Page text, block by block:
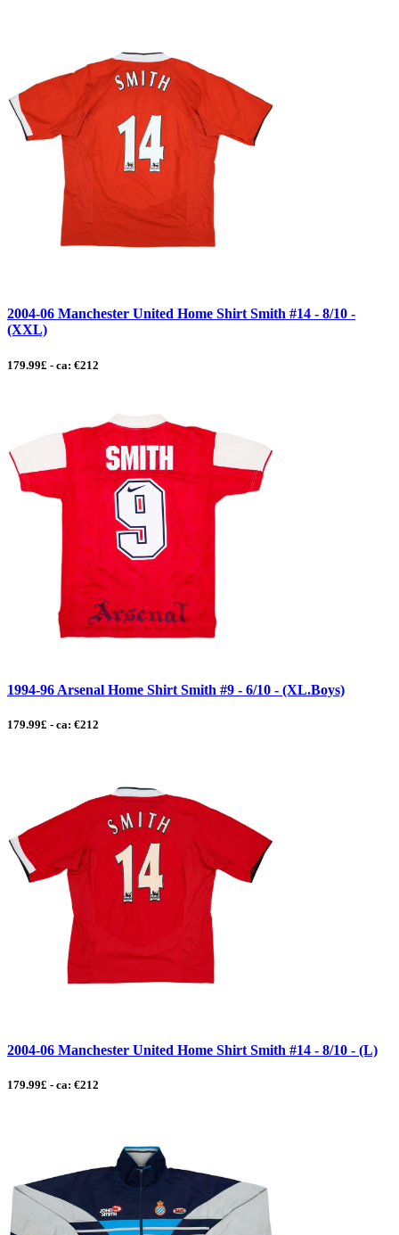
2004-06 Manchester United Home Shirt Smith #14 - 8/10 -
(XXL)
179.99£ - ca: €212
1994-96 Arsenal Home Shirt Smith #9 - 6/10 - (XL.Boys)
179.99£ - ca: €212
2004-06 Manchester United Home Shirt Smith #14 - 8/10 - (L)
179.99£ - ca: €212